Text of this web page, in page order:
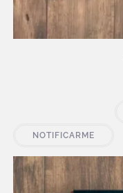
NOTIFICARME